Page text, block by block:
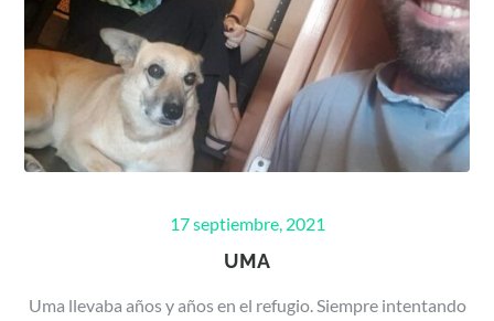
Posted
17 septiembre, 2021
UMA
Uma llevaba años y años en el refugio. Siempre intentando